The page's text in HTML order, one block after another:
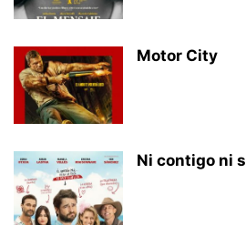
Motor City
Ni contigo ni